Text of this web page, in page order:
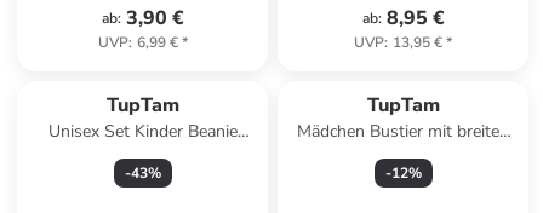
ab: 3,90 €
UVP: 6,99 €*
ab: 8,95 €
UVP: 13,95 €*
TupTam
Unisex Set Kinder Beanie
Mütze Schlauchschal in
anthrazit-kombi
-43%
TupTam
Mädchen Bustier mit breiten
Trägern 5er Pack in rosa/blau
-12%